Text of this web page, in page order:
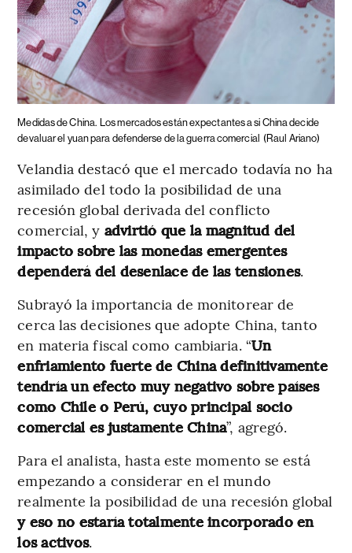
Medidas de China. Los mercados están expectantes a si China decide
devaluar el yuan para defenderse de la guerra comercial (Raul Ariano)
Velandia destacó que el mercado todavía no ha
asimilado del todo la posibilidad de una
recesión global derivada del conflicto
comercial, y advirtió que la magnitud del
impacto sobre las monedas emergentes
dependerá del desenlace de las tensiones.
Subrayó la importancia de monitorear de
cerca las decisiones que adopte China, tanto
en materia fiscal como cambiaria. “Un
enfriamiento fuerte de China definitivamente
tendría un efecto muy negativo sobre países
como Chile o Perú, cuyo principal socio
comercial es justamente China”, agregó.
Para el analista, hasta este momento se está
empezando a considerar en el mundo
realmente la posibilidad de una recesión global
y eso no estaría totalmente incorporado en
los activos.